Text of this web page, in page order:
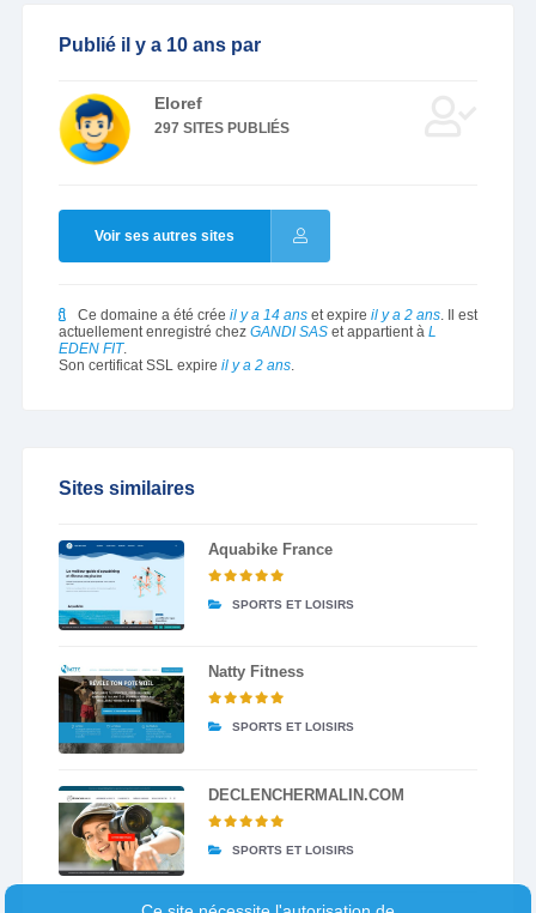
Publié il y a 10 ans par
Eloref
297 SITES PUBLIÉS
Voir ses autres sites
Ce domaine a été crée il y a 14 anset expire il y a 2 ans. Il est
actuellement enregistré chez GANDI SASet appartient à L
EDEN FIT.
Son certificat SSL expire il y a 2 ans.
Sites similaires
Aquabike France
SPORTS ET LOISIRS
Natty Fitness
SPORTS ET LOISIRS
DECLENCHERMALIN.COM
SPORTS ET LOISIRS